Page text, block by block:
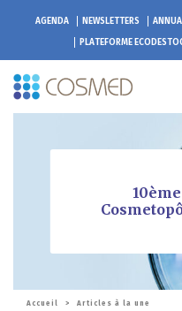
AGENDA NEWSLETTERS
PLATEFORME
Accueil > Articles à la une